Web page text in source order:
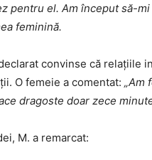
pentru el. Am început să-
feminină.
convinse că relațiile
O femeie a comentat: „Am
dragoste doar zece
M. a remarcat: